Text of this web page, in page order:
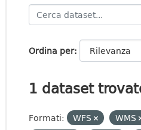
Ordina per
1 dataset
Formati: WFS WMS